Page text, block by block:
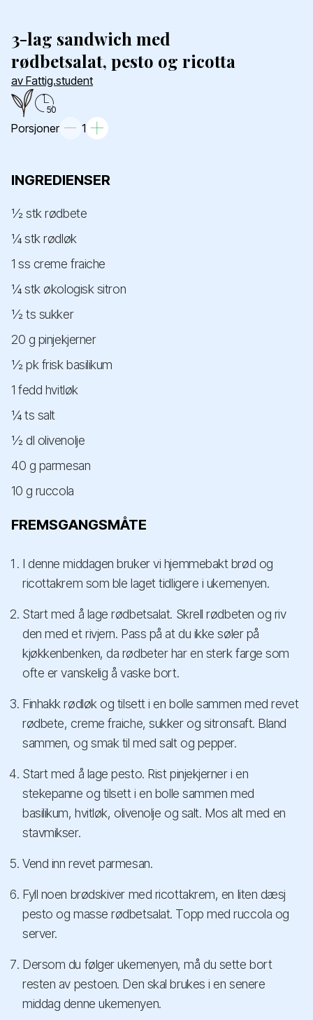
3-lag sandwich med
rødbetsalat, pesto og ricotta
av Fattig.student
50
Porsjoner 1
INGREDIENSER
½ stk rødbete
¼ stk rødløk
1 ss creme fraiche
¼ stk økologisk sitron
½ ts sukker
20 g pinjekjerner
½ pk frisk basilikum
1 fedd hvitløk
¼ ts salt
½ dl olivenolje
40 g parmesan
10 g ruccola
FREMSGANGSMÅTE
I denne middagen bruker vi hjemmebakt brød og
ricottakrem som ble laget tidligere i ukemenyen.
Start med å lage rødbetsalat. Skrell rødbeten og riv
den med et rivjern. Pass på at du ikke søler på
kjøkkenbenken, da rødbeter har en sterk farge som
ofte er vanskelig å vaske bort.
Finhakk rødløk og tilsett i en bolle sammen med revet
rødbete, creme fraiche, sukker og sitronsaft. Bland
sammen, og smak til med salt og pepper.
Start med å lage pesto. Rist pinjekjerner i en
stekepanne og tilsett i en bolle sammen med
basilikum, hvitløk, olivenolje og salt. Mos alt med en
stavmikser.
Vend inn revet parmesan.
Fyll noen brødskiver med ricottakrem, en liten dæsj
pesto og masse rødbetsalat. Topp med ruccola og
server.
Dersom du følger ukemenyen, må du sette bort
resten av pestoen. Den skal brukes i en senere
middag denne ukemenyen.